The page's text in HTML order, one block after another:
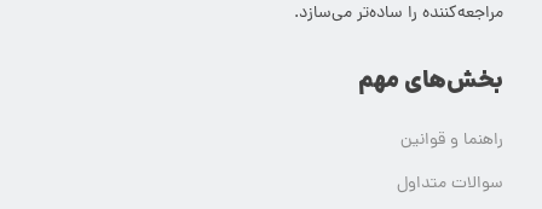
مراجعه‌کننده را ساده‌تر می‌سازد.
بخش‌های مهم
راهنما و قوانین
سوالات متداول